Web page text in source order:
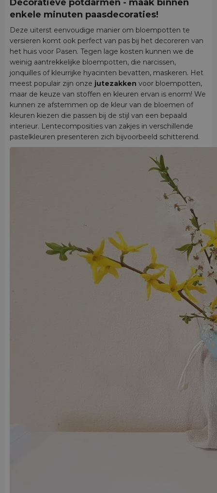
Decoratieve potdarmen - maak binnen
enkele minuten paasdecoraties!
Deze uiterst eenvoudige manier om bloempotten te
versieren komt ook perfect van pas bij het decoreren van
het huis voor Pasen. Tegen lage kosten kunnen we de
weinig aantrekkelijke bloempotten, die narcissen,
jonquilles of kleurrijke hyacinten bevatten, maskeren. Het
meest populair zijn onze jutezakken voor bloempotten,
maar de keuze van stoffen en kleuren ervan is enorm! We
kunnen ze afstemmen op de kleur van de bloemen of
kleuren kiezen die passen bij de stijl van een bepaald
interieur. Lentecomposities van zakjes in verschillende
pastelkleuren presenteren zich bijvoorbeeld schitterend.